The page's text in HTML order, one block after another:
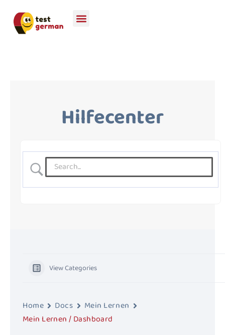
Hilfecenter
View Categories
Home Docs
Mein Lernen
Mein Lernen / Dashboard